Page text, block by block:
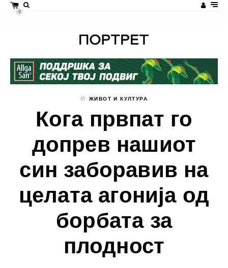
0
In ЖИВОТ И КУЛТУРА
Кога првпат го
допрев нашиот
син заборавив на
целата агонија од
борбата за
плодност